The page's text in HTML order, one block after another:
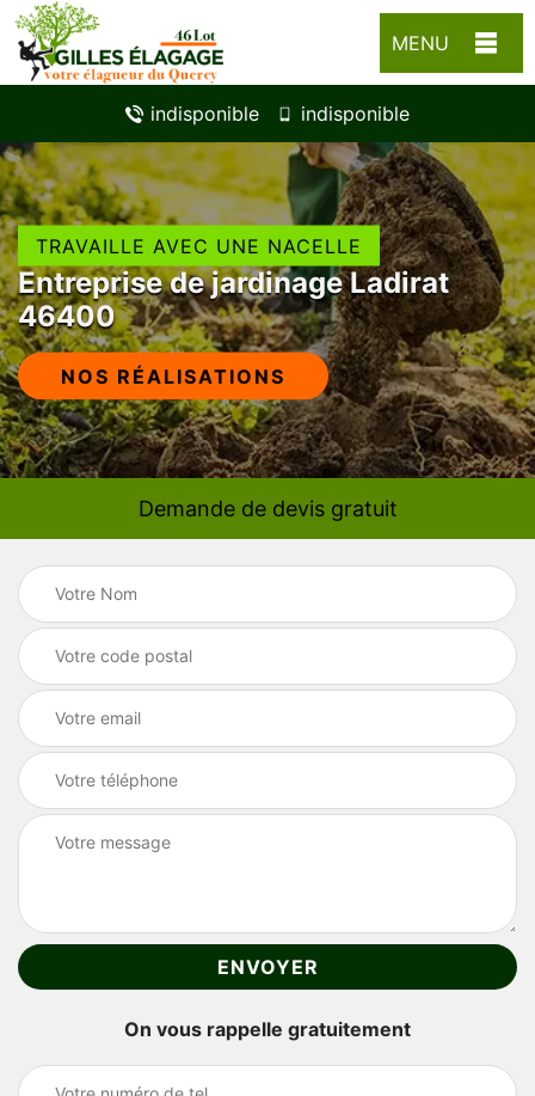
MENU
indisponible indisponible
TRAVAILLE AVEC UNE NACELLE
Entreprise de jardinage Ladirat
46400
NOS RÉALISATIONS
Demande de devis gratuit
On vous rappelle gratuitement